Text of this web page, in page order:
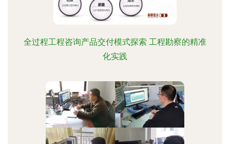
全过程工程咨询产品交付模式探索 工程勘察的精准
化实践